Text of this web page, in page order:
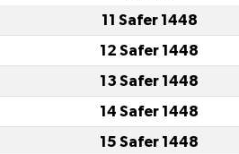
11 Safer 1448
12 Safer 1448
13 Safer 1448
14 Safer 1448
15 Safer 1448